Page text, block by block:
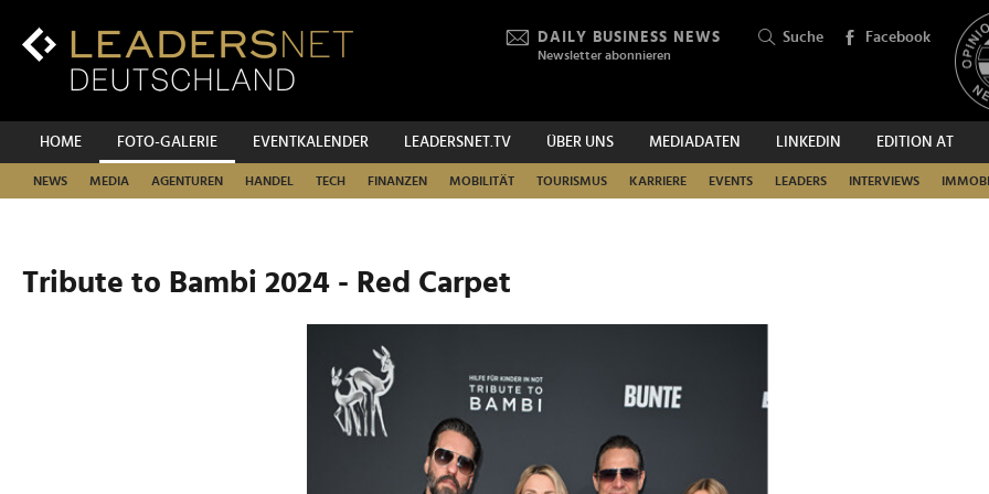
Inhalt
Hauptnavigation
DAILY BUSINESS NEWS
Newsletter abonnieren
Suche Facebook
HOME FOTO-GALERIE EVENTKALENDER LEADERSNET.TV ÜBER UNS MEDIADATEN LINKEDIN EDITION AT
NEWS MEDIA AGENTUREN HANDEL TECH FINANZEN MOBILITÄT TOURISMUS KARRIERE EVENTS LEADERS INTERVIEWS
SUCHEN
Tribute to Bambi 2024 - Red Carpet